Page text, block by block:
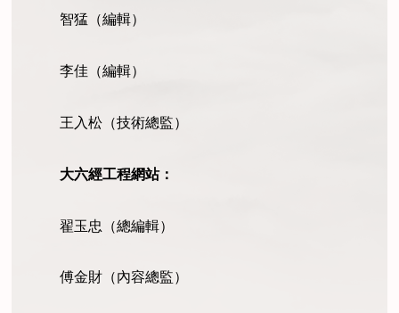
智猛（編輯）
李佳（編輯）
王入松（技術總監）
大六經工程網站：
翟玉忠（總編輯）
傅金財（內容總監）